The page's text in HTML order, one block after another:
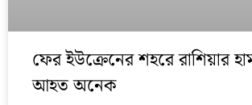
ফের ইউক্রেনের শহরে রাশিয়ার
আহত অনেক